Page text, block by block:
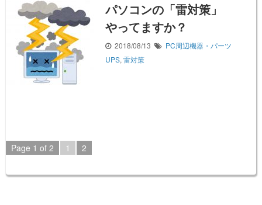
パソコンの「雷対策」
やってますか？
2018/08/13
PC周辺機器・パーツ
UPS, 雷対策
Page 1 of 2 1 2